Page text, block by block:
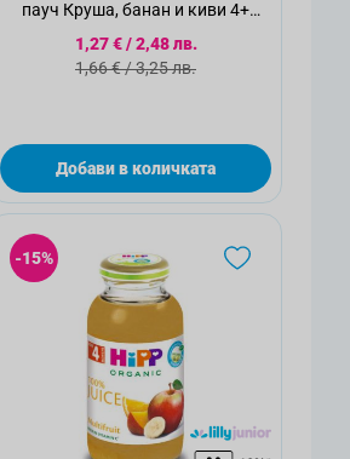
пауч Круша, банан и киви 4+
Специална цена
1,27 €/2,48 лв.
Стандартна цена
1,66 €/3,25 лв.
Добави в количката
-15%